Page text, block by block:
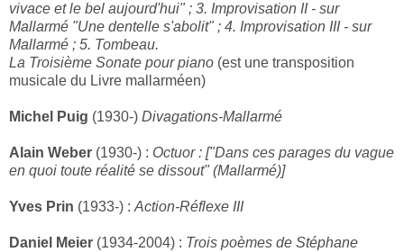
vivace et le bel aujourd'hui" ; 3. Improvisation II - sur
Mallarmé "Une dentelle s'abolit" ; 4. Improvisation III - sur
Mallarmé ; 5. Tombeau.
La Troisième Sonate pour piano (est une transposition
musicale du Livre mallarméen)
Michel Puig (1930-) Divagations-Mallarmé
Alain Weber (1930-) : Octuor : ["Dans ces parages du vague
en quoi toute réalité se dissout" (Mallarmé)]
Yves Prin (1933-) : Action-Réflexe III
Daniel Meier (1934-2004) : Trois poèmes de Stéphane